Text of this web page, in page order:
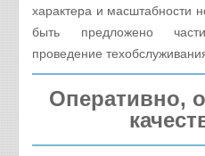
характера и масштабности
быть предложено
проведение
Оперативно,